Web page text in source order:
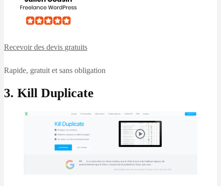
Recevoir des devis gratuits
Rapide, gratuit et sans obligation
3. Kill Duplicate